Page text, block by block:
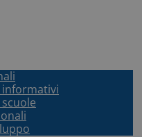
informativi